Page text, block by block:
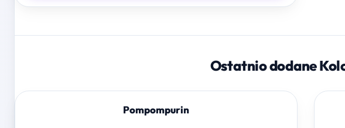
Ostatnio dodane
Pompompurin